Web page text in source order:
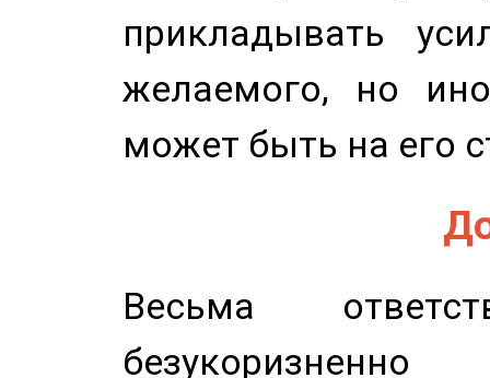
прикладывать
желаемого, но
может быть на его
Весьма